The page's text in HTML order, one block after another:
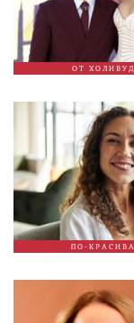
ОТ ХОЛИВУД
ПО-КРАСИВА